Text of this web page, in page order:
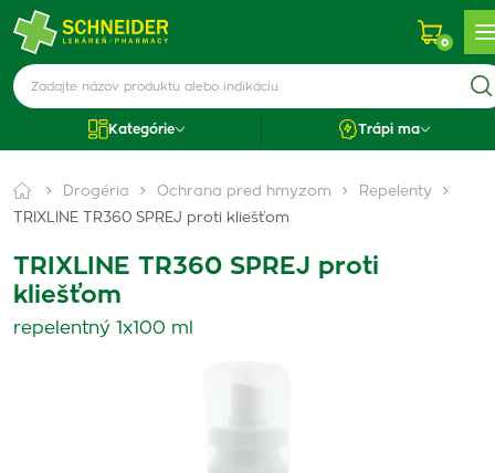
0
Kategórie Trápi ma
Drogéria Ochrana pred hmyzom
Repelenty
TRIXLINE TR360 SPREJ proti kliešťom
TRIXLINE TR360 SPREJ proti
kliešťom
repelentný 1x100 ml